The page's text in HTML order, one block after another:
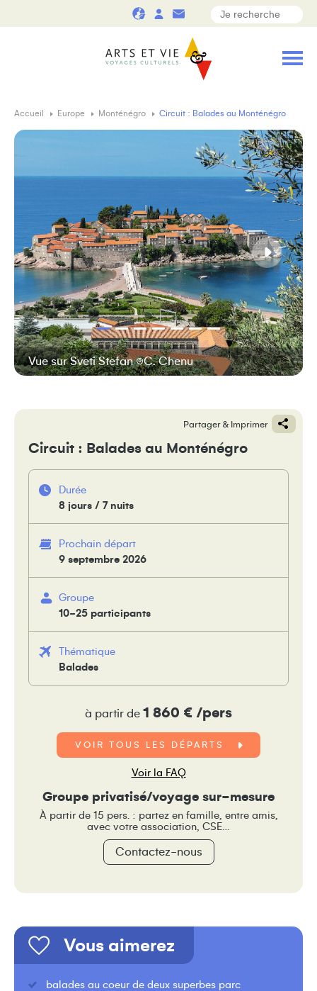
Accueil Europe Monténégro Circuit : Balades au Monténégro
Vue sur Sveti Stefan ©C. Chenu
Partager & Imprimer
Circuit : Balades au Monténégro
Durée
8 jours / 7 nuits
Prochain départ
9 septembre 2026
Groupe
10-25 participants
Thématique
Balades
à partir de 1 860 € /pers
VOIR TOUS LES DÉPARTS
Voir la FAQ
Groupe privatisé/voyage sur-mesure
À partir de 15 pers. : partez en famille, entre amis,
avec votre association, CSE…
Contactez-nous
Vous aimerez
balades au coeur de deux superbes parc